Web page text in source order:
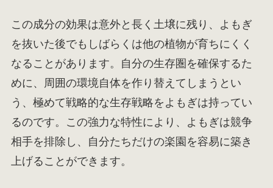
この成分の効果は意外と長く土壌に残り、よもぎ
を抜いた後でもしばらくは他の植物が育ちにくく
なることがあります。自分の生存圏を確保するた
めに、周囲の環境自体を作り替えてしまうとい
う、極めて戦略的な生存戦略をよもぎは持ってい
るのです。この強力な特性により、よもぎは競争
相手を排除し、自分たちだけの楽園を容易に築き
上げることができます。